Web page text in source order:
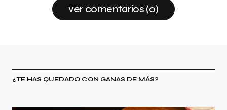
ver comentarios (0)
¿TE HAS QUEDADO CON GANAS DE MÁS?